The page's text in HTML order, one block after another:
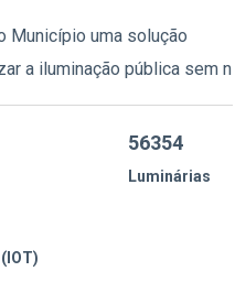
Município uma solução
a iluminação pública sem n
56354
Luminárias